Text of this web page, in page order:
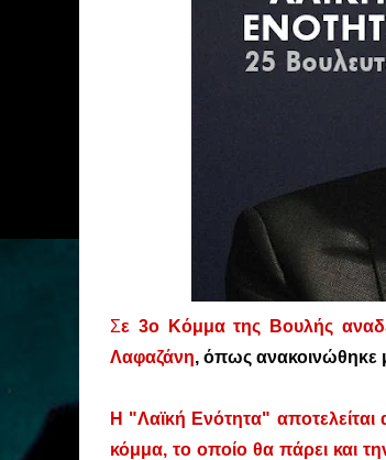
Σε 3ο Κόμμα της Βουλής
Λαφαζάνη, όπως ανακοινώθηκε
Η "Λαϊκή Ενότητα" αποτελείται
κόμμα, το οποίο θα πάρει και